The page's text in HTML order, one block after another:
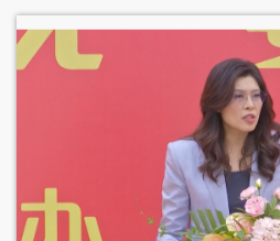
習會的內容違背臺灣主流民意。